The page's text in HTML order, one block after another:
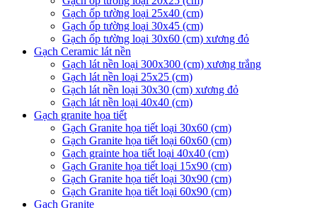
Gạch ốp tường loại 25x40 (cm)
Gạch ốp tường loại 30x45 (cm)
Gạch ốp tường loại 30x60 (cm) xương đỏ
Gạch Ceramic lát nền
Gạch lát nền loại 300x300 (cm) xương trắng
Gạch lát nền loại 25x25 (cm)
Gạch lát nền loại 30x30 (cm) xương đỏ
Gạch lát nền loại 40x40 (cm)
Gạch granite họa tiết
Gạch Granite họa tiết loại 30x60 (cm)
Gạch Granite họa tiết loại 60x60 (cm)
Gạch grainte họa tiết loại 40x40 (cm)
Gạch Granite họa tiết loại 15x90 (cm)
Gạch Granite họa tiết loại 30x90 (cm)
Gạch Granite họa tiết loại 60x90 (cm)
Gạch Granite